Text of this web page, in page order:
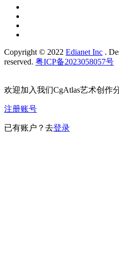
Copyright © 2022 Edianet Inc .
reserved. 粤ICP备2023058057号
欢迎加入我们CgAtlas艺术创作
注册账号
已有账户？去登录